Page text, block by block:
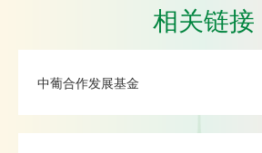
相关链接
中葡合作发展基金